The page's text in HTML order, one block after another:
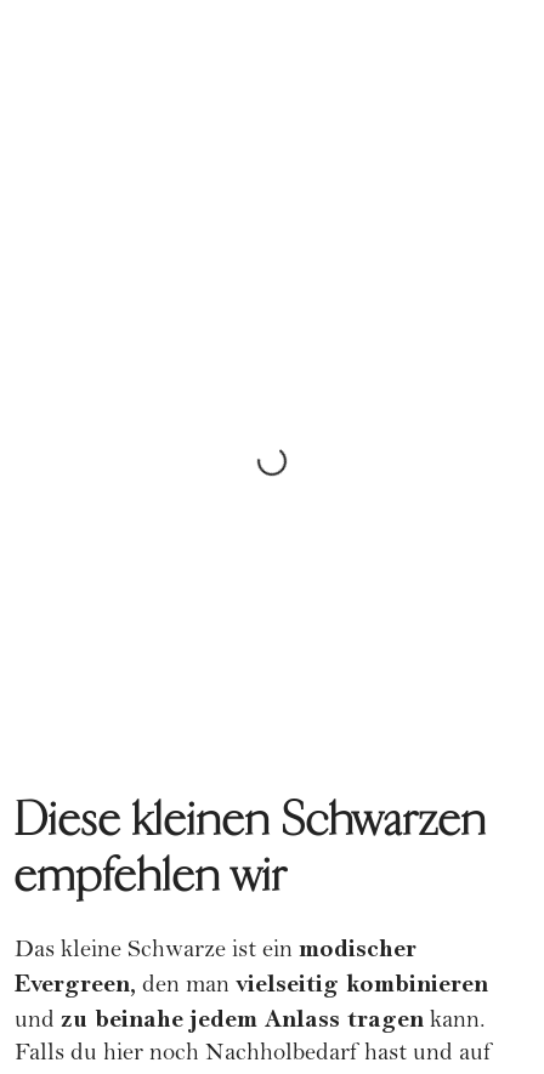
Diese kleinen Schwarzen
empfehlen wir
Das kleine Schwarze ist ein modischer
Evergreen, den man vielseitig kombinieren
und zu beinahe jedem Anlass tragen kann.
Falls du hier noch Nachholbedarf hast und auf